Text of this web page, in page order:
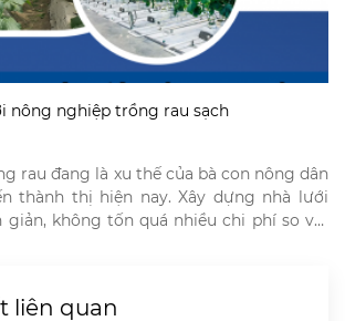
nông nghiệp trồng rau sạch
rau đang là xu thế của bà con nông dân
thành thị hiện nay. Xây dựng nhà lưới
giản, không tốn quá nhiều chi phí so với
liên quan